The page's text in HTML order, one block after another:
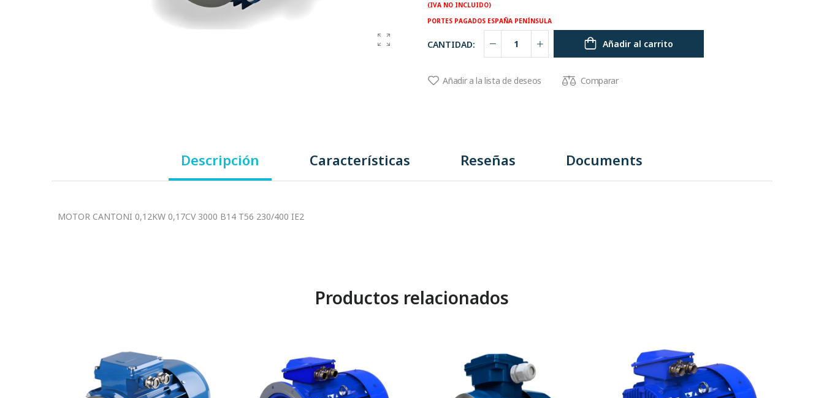
(IVA NO INCLUIDO)
PORTES PAGADOS ESPAÑA PENÍNSULA
CANTIDAD: Añadir al carrito
Añadir a la lista de deseos Comparar
Descripción Características Reseñas Documents
MOTOR CANTONI 0,12KW 0,17CV 3000 B14 T56 230/400 IE2
Productos relacionados